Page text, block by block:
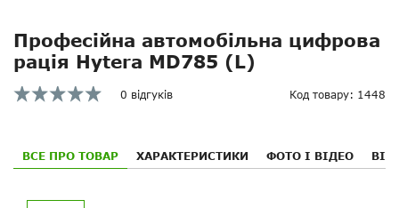
Професійна автомобільна цифрова
рація Hytera MD785 (L)
0 відгуків Код товару: 1448
ВСЕ ПРО ТОВАР ХАРАКТЕРИСТИКИ ФОТО І ВІДЕО